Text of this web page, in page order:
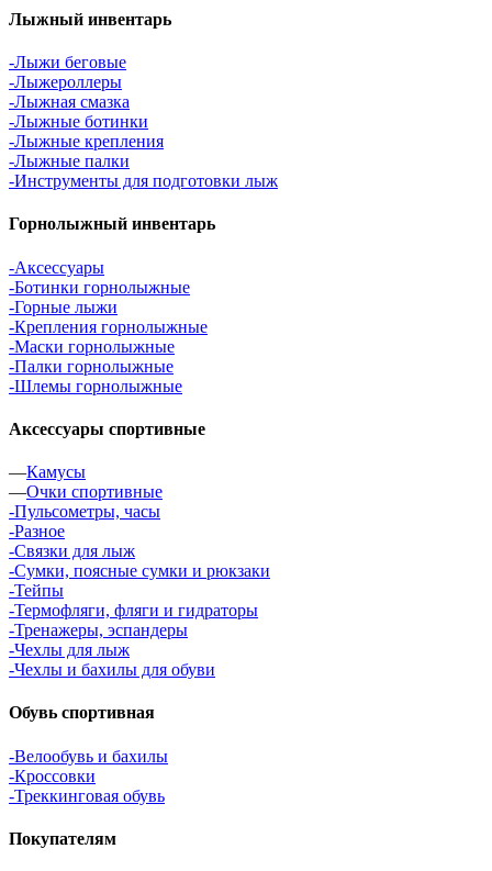
Лыжный инвентарь
-Лыжи беговые
-Лыжероллеры
-Лыжная смазка
-Лыжные ботинки
-Лыжные крепления
-Лыжные палки
-Инструменты для подготовки лыж
Горнолыжный инвентарь
-Аксессуары
-Ботинки горнолыжные
-Горные лыжи
-Крепления горнолыжные
-Маски горнолыжные
-Палки горнолыжные
-Шлемы горнолыжные
Аксессуары спортивные
—Камусы
—Очки спортивные
-Пульсометры, часы
-Разное
-Связки для лыж
-Сумки, поясные сумки и рюкзаки
-Тейпы
-Термофляги, фляги и гидраторы
-Тренажеры, эспандеры
-Чехлы для лыж
-Чехлы и бахилы для обуви
Обувь спортивная
-Велообувь и бахилы
-Кроссовки
-Треккинговая обувь
Покупателям